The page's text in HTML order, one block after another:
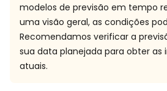
modelos de previsão em tempo
uma visão geral, as condições
Recomendamos verificar a
sua data planejada para obter as
atuais.